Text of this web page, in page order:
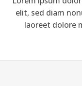
elit, sed diam
laoreet dolore